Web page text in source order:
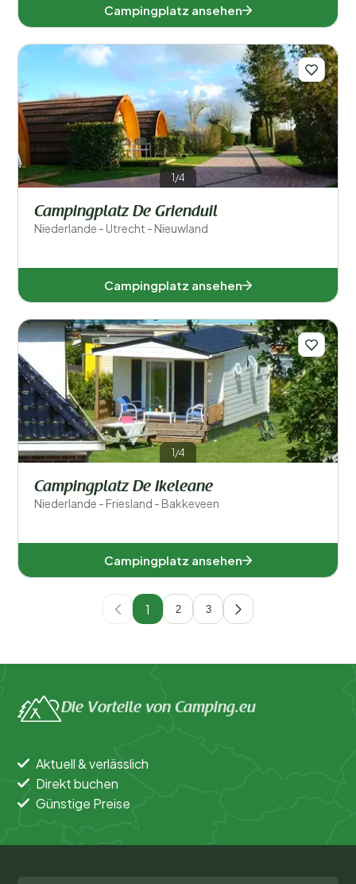
Campingplatz ansehen
1/4
Campingplatz De Grienduil
Niederlande - Utrecht - Nieuwland
Campingplatz ansehen
1/4
Campingplatz De Ikeleane
Niederlande - Friesland - Bakkeveen
Campingplatz ansehen
1 2 3
Die Vorteile von Camping.eu
Aktuell & verlässlich
Direkt buchen
Günstige Preise